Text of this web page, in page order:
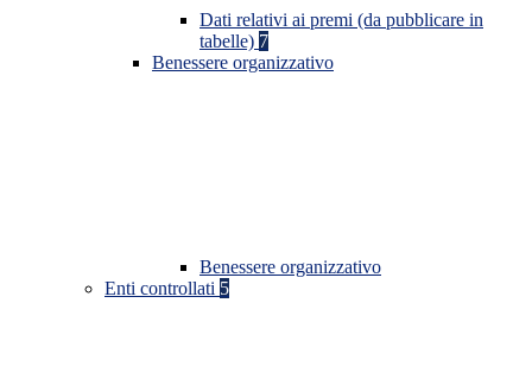
Dati relativi ai premi (da pubblicare in
tabelle) 7
Benessere organizzativo
Benessere organizzativo
Enti controllati 5